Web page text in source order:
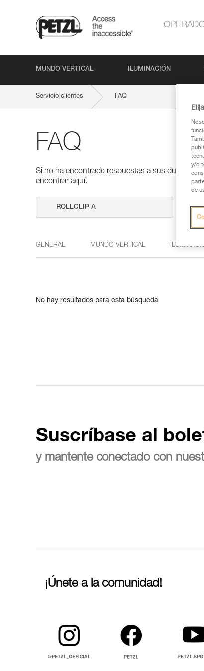
MUNDO VERTICAL ILUMINACIÓN
Servicio clientes FAQ
FAQ
Si no ha encontrado respuestas a sus dudas en
encontrar aquí.
GENERAL MUNDO VERTICAL
No hay resultados para esta búsqueda
Suscríbase al
y mantente conectado con
¡Únete a la comunidad!
y/o
de